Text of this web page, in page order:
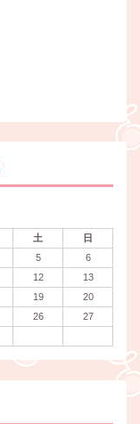
土
日
5
6
12
13
19
20
26
27